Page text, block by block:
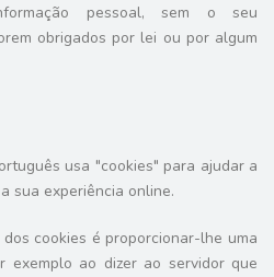
pessoal, sem o seu
obrigados por lei ou por algum
usa "cookies" para ajudar a
sua experiência online.
cookies é proporcionar-lhe uma
exemplo ao dizer ao servidor que